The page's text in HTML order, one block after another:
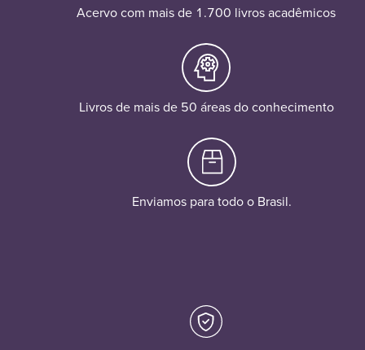
Acervo com mais de 1.700 livros acadêmicos
Livros de mais de 50 áreas do conhecimento
Enviamos para todo o Brasil.